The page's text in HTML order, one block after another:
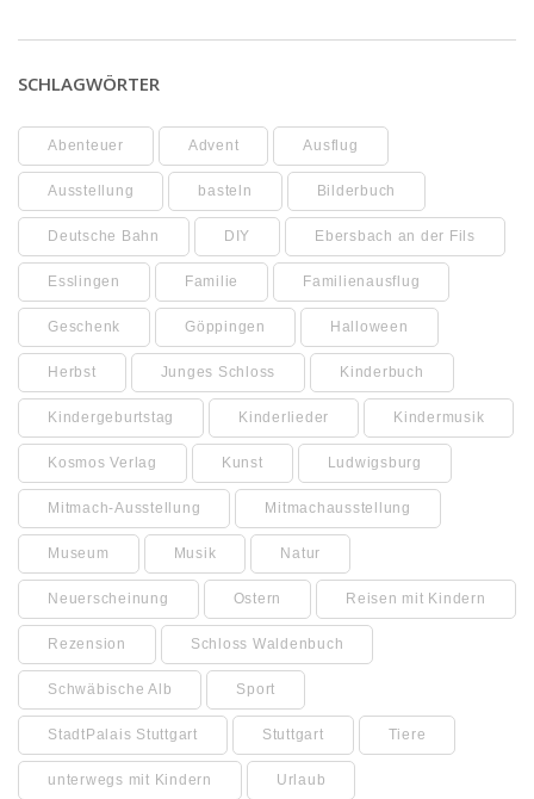
SCHLAGWÖRTER
Abenteuer Advent Ausflug
Ausstellung basteln Bilderbuch
Deutsche Bahn DIY Ebersbach an der Fils
Esslingen Familie Familienausflug
Geschenk Göppingen Halloween
Herbst Junges Schloss Kinderbuch
Kindergeburtstag Kinderlieder Kindermusik
Kosmos Verlag Kunst Ludwigsburg
Mitmach-Ausstellung Mitmachausstellung
Museum Musik Natur
Neuerscheinung Ostern Reisen mit Kindern
Rezension Schloss Waldenbuch
Schwäbische Alb Sport
StadtPalais Stuttgart Stuttgart Tiere
unterwegs mit Kindern Urlaub